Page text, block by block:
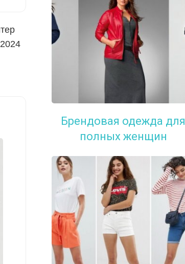
Брендовая одежда для
полных женщин